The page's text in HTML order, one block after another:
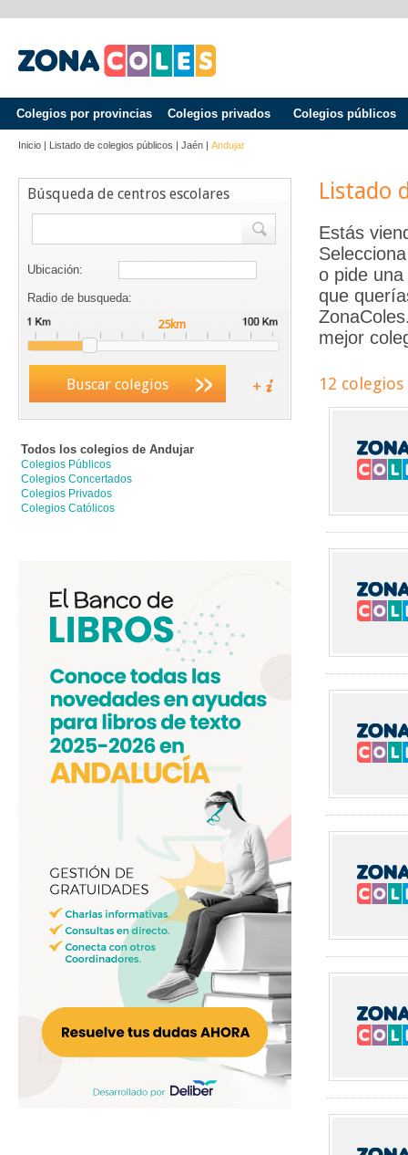
Colegios por provincias Colegios privados Colegios públicos
Inicio | Listado de colegios públicos | Jaén | Andujar
Búsqueda de centros escolares
Ubicación:
Radio de busqueda:
Buscar colegios
Todos los colegios de Andujar
Colegios Públicos
Colegios Concertados
Colegios Privados
Colegios Católicos
Listado
Estás
o pide
que
mejor
12